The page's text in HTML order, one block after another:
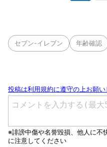
セブン-イレブン 年齢確認